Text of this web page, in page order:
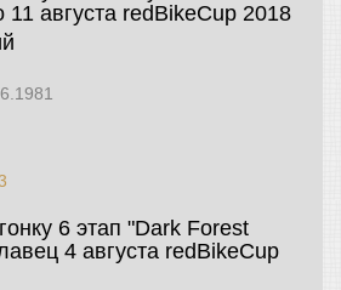
августа redBikeCup 2018
6 этап "Dark Forest
4 августа redBikeCup